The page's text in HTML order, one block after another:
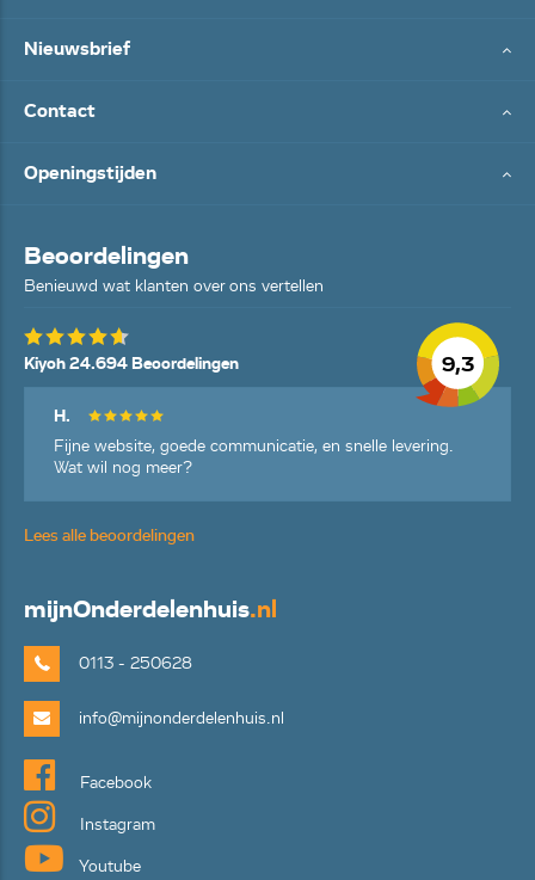
Nieuwsbrief
Contact
Openingstijden
Beoordelingen
Benieuwd wat klanten over ons vertellen
9,3
Kiyoh 24.694 Beoordelingen
H.
Fijne website, goede communicatie, en snelle levering.
Wat wil nog meer?
Lees alle beoordelingen
mijnOnderdelenhuis.nl
0113 - 250628
info@mijnonderdelenhuis.nl
Facebook
Instagram
Youtube